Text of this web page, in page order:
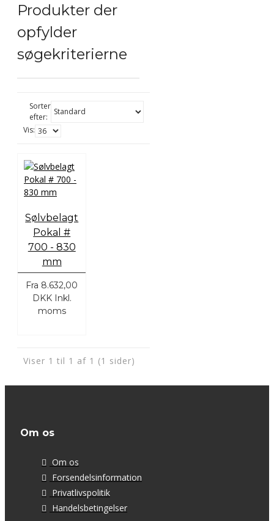
Produkter der
opfylder
søgekriterierne
Sorter
efter:
Vis:
Sølvbelagt
Pokal #
700 - 830
mm
Fra 8.632,00
DKK Inkl.
moms
Viser 1 til 1 af 1 (1 sider)
Om os
Om os
Forsendelsinformation
Privatlivspolitik
Handelsbetingelser